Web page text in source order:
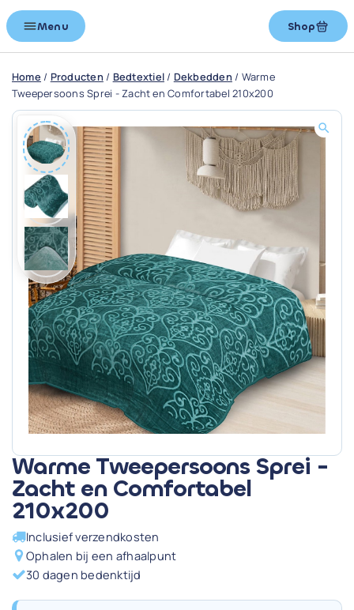
Menu Shop
Home / Producten/ Bedtextiel / Dekbedden/ Warme
Tweepersoons Sprei - Zacht en Comfortabel 210x200
Warme Tweepersoons Sprei -
Zacht en Comfortabel
210x200
Inclusief verzendkosten
Ophalen bij een afhaalpunt
30 dagen bedenktijd